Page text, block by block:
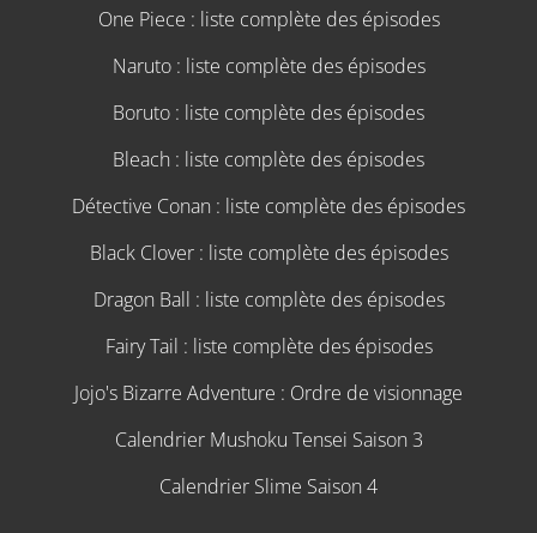
One Piece : liste complète des épisodes
Naruto : liste complète des épisodes
Boruto : liste complète des épisodes
Bleach : liste complète des épisodes
Détective Conan : liste complète des épisodes
Black Clover : liste complète des épisodes
Dragon Ball : liste complète des épisodes
Fairy Tail : liste complète des épisodes
Jojo's Bizarre Adventure : Ordre de visionnage
Calendrier Mushoku Tensei Saison 3
Calendrier Slime Saison 4